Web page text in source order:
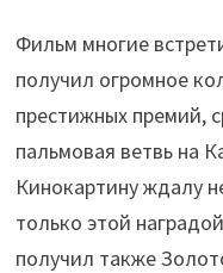
Фильм многие
получил огромное
престижных премий,
пальмовая ветвь на
Кинокартину ждалу
только этой
получил также